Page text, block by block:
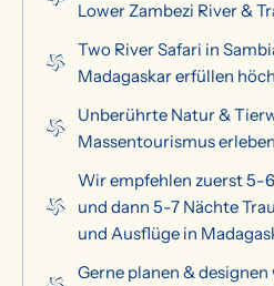
Lower Zambezi River &
Two River Safari in
Madagaskar erfüllen
Unberührte Natur &
Massentourismus
Wir empfehlen zuerst 5-
und dann 5-7 Nächte
und Ausflüge in
Gerne planen &